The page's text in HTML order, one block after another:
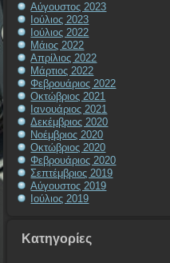
Αύγουστος 2023
Ιούλιος 2023
Ιούλιος 2022
Μάιος 2022
Απρίλιος 2022
Μάρτιος 2022
Φεβρουάριος 2022
Οκτώβριος 2021
Ιανουάριος 2021
Δεκέμβριος 2020
Νοέμβριος 2020
Οκτώβριος 2020
Φεβρουάριος 2020
Σεπτέμβριος 2019
Αύγουστος 2019
Ιούλιος 2019
Kατηγορίες